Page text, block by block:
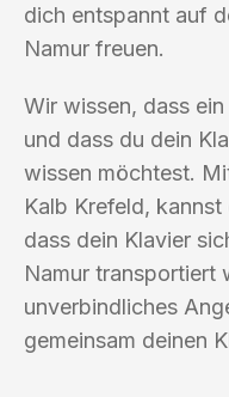
dich entspannt auf
Namur freuen.
Wir wissen, dass
und dass du dein
wissen möchtest.
Kalb Krefeld,
dass dein Klavier
Namur transportiert
unverbindliches
gemeinsam deinen